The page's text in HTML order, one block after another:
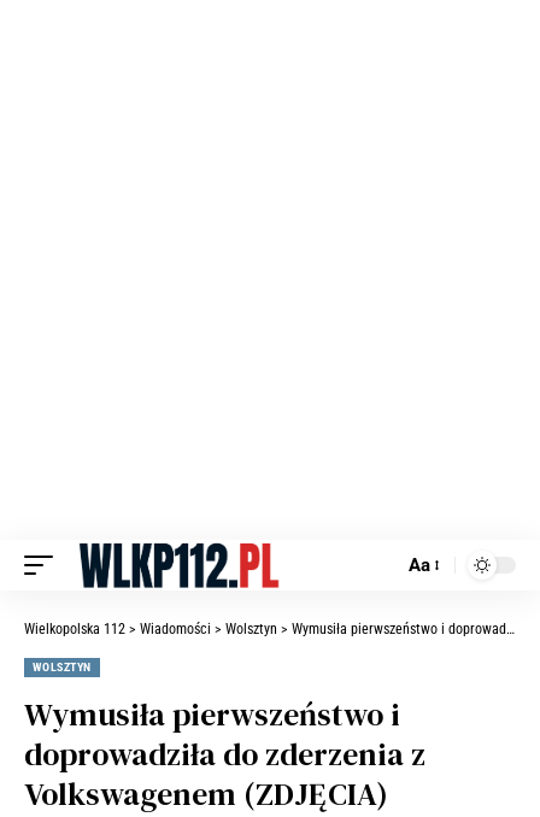
Aa
Wielkopolska 112 > Wiadomości > Wolsztyn > Wymusiła pierwszeństwo i doprowadziła do zderzenia z Volkswagenem (ZDJĘCIA)
WOLSZTYN
Wymusiła pierwszeństwo i
doprowadziła do zderzenia z
Volkswagenem (ZDJĘCIA)